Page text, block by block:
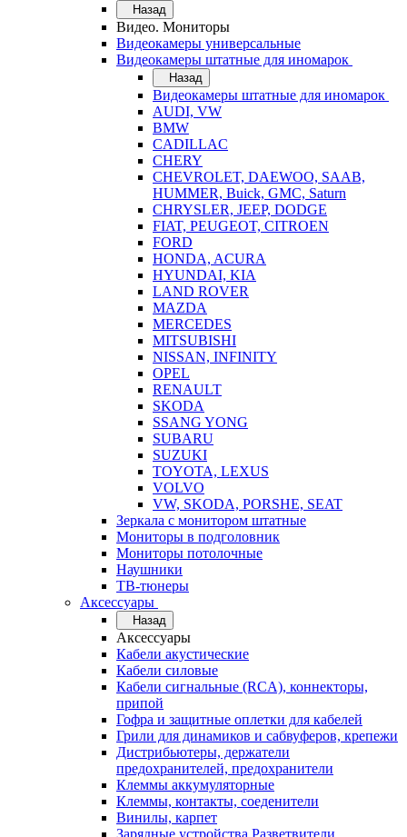
Назад
Видео. Мониторы
Видеокамеры универсальные
Видеокамеры штатные для иномарок
Назад
Видеокамеры штатные для иномарок
AUDI, VW
BMW
CADILLAC
CHERY
CHEVROLET, DAEWOO, SAAB,
HUMMER, Buick, GMC, Saturn
CHRYSLER, JEEP, DODGE
FIAT, PEUGEOT, CITROEN
FORD
HONDA, ACURA
HYUNDAI, KIA
LAND ROVER
MAZDA
MERCEDES
MITSUBISHI
NISSAN, INFINITY
OPEL
RENAULT
SKODA
SSANG YONG
SUBARU
SUZUKI
TOYOTA, LEXUS
VOLVO
VW, SKODA, PORSHE, SEAT
Зеркала с монитором штатные
Мониторы в подголовник
Мониторы потолочные
Наушники
ТВ-тюнеры
Аксессуары
Назад
Аксессуары
Кабели акустические
Кабели силовые
Кабели сигнальные (RCA), коннекторы,
припой
Гофра и защитные оплетки для кабелей
Грили для динамиков и сабвуферов, крепежи
Дистрибьютеры, держатели
предохранителей, предохранители
Клеммы аккумуляторные
Клеммы, контакты, соеденители
Винилы, карпет
Зарядные устройства.Разветвители